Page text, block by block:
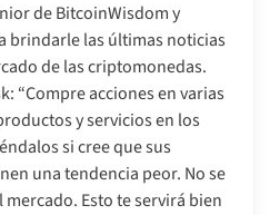
de BitcoinWisdom y
brindarle las últimas noticias
de las criptomonedas.
“Compre acciones en varias
y servicios en los
si cree que sus
una tendencia peor. No se
Esto te servirá bien